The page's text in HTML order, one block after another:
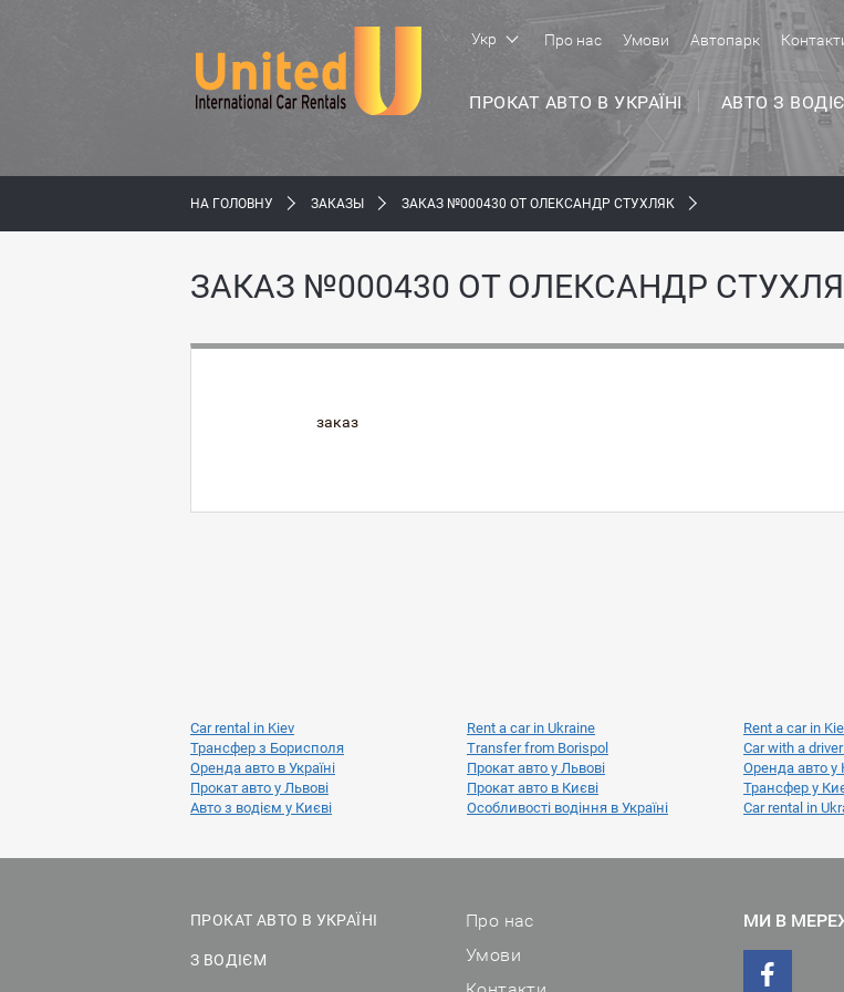
Укр
ПРОКАТ АВТО В УКРАЇНІ АВТО З
Про нас Умови Автопарк
НА ГОЛОВНУ ЗАКАЗЫ ЗАКАЗ №000430 ОТ ОЛЕКСАНДР СТУХЛЯК
ЗАКАЗ №000430 ОТ ОЛЕКСАНДР
заказ
Car rental in Kiev Rent a car in Ukraine Rent a car in
Трансфер з Борисполя
Transfer from Borispol Car with a
Оренда авто в Україні
Прокат авто у Львові Оренда авто у
Прокат авто у Львові
Прокат авто в Києві Трансфер у
Авто з водієм у Києві
Особливості водіння в Україні Car rental in
ПРОКАТ АВТО В УКРАЇНІ
З ВОДІЄМ
Про нас
Умови
МИ В